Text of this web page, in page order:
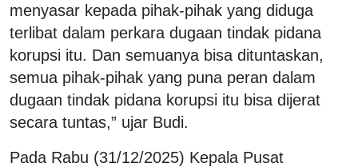
menyasar kepada pihak-pihak yang diduga
terlibat dalam perkara dugaan tindak pidana
korupsi itu. Dan semuanya bisa dituntaskan,
semua pihak-pihak yang puna peran dalam
dugaan tindak pidana korupsi itu bisa dijerat
secara tuntas,” ujar Budi.
Pada Rabu (31/12/2025) Kepala Pusat